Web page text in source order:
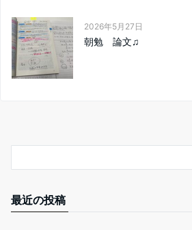
2026年5月27日
朝勉 論文♫
最近の投稿